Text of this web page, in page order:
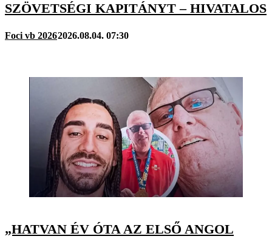
SZÖVETSÉGI KAPITÁNYT – HIVATALOS
Foci vb 20262026.08.04. 07:30
„HATVAN ÉV ÓTA AZ ELSŐ ANGOL